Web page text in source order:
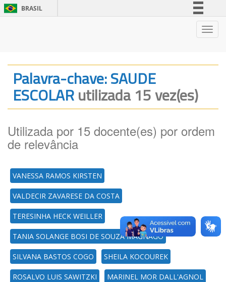
BRASIL
Legislação
Canais
Palavra-chave: SAUDE
ESCOLARutilizada 15 vez(es)
Utilizada por 15 docente(es) por ordem
de relevância
VANESSA RAMOS KIRSTEN
VALDECIR ZAVARESE DA COSTA
TERESINHA HECK WEILLER
TANIA SOLANGE BOSI DE SOUZA MAGNAGO
SILVANA BASTOS COGO SHEILA KOCOUREK
ROSALVO LUIS SAWITZKI MARINEL MOR DALL'AGNOL